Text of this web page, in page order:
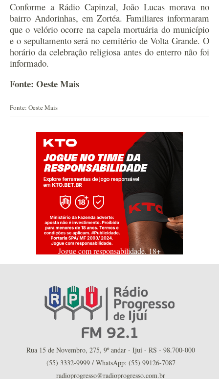
Conforme a Rádio Capinzal, João Lucas morava no
bairro Andorinhas, em Zortéa. Familiares informaram
que o velório ocorre na capela mortuária do município
e o sepultamento será no cemitério de Volta Grande. O
horário da celebração religiosa antes do enterro não foi
informado.
Fonte: Oeste Mais
Fonte: Oeste Mais
Jogue com responsabilidade. 18+
Rua 15 de Novembro, 275, 9º andar - Ijuí - RS - 98.700-000
(55) 3332-9999 / WhatsApp: (55) 99126-7087
radioprogresso@radioprogresso.com.br